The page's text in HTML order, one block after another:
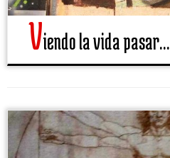
Viendo la vida pasar…